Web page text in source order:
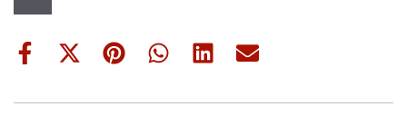
Share
Share
(Twitter)
Share Share Share Share